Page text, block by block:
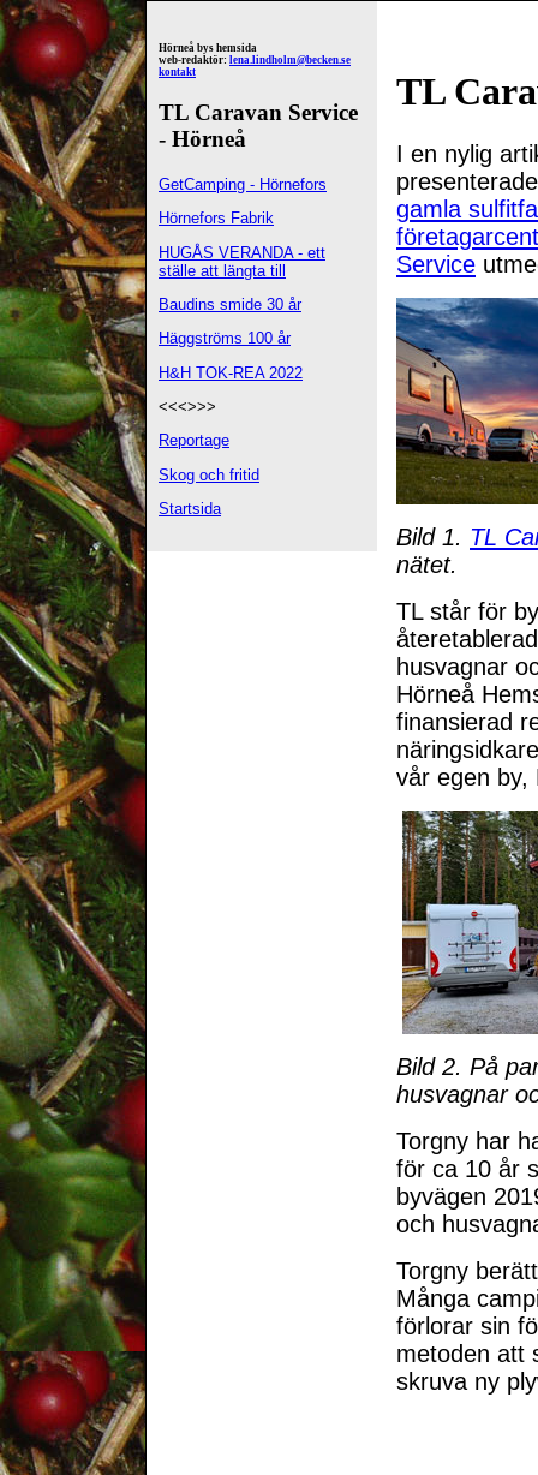
Hörneå bys hemsida
web-redaktör: lena.lindholm@becken.se
kontakt
TL Caravan Service
- Hörneå
GetCamping - Hörnefors
Hörnefors Fabrik
HUGÅS VERANDA - ett
ställe att längta till
Baudins smide 30 år
Häggströms 100 år
H&H TOK-REA 2022
<<<>>>
Reportage
Skog och fritid
Startsida
TL
I en nylig
gamla
Service
Bild 1. TL
nätet.
TL står för
husvagnar
Hörneå
finansierad
vår egen by,
Bild 2. På
husvagnar
Torgny har
för ca 10 år
byvägen
och
Torgny
Många
förlorar sin
metoden att
skruva ny